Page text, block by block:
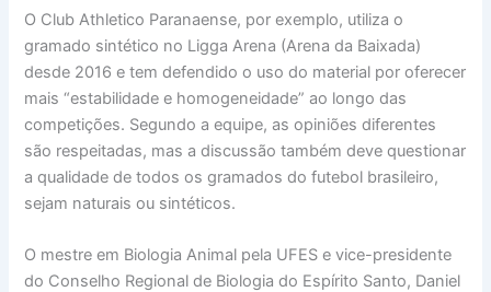
O Club Athletico Paranaense, por exemplo, utiliza o
gramado sintético no Ligga Arena (Arena da Baixada)
desde 2016 e tem defendido o uso do material por oferecer
mais “estabilidade e homogeneidade” ao longo das
competições. Segundo a equipe, as opiniões diferentes
são respeitadas, mas a discussão também deve questionar
a qualidade de todos os gramados do futebol brasileiro,
sejam naturais ou sintéticos.
O mestre em Biologia Animal pela UFES e vice-presidente
do Conselho Regional de Biologia do Espírito Santo, Daniel